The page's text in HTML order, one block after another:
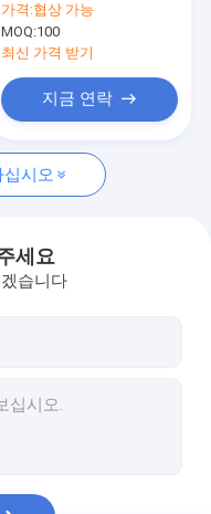
력
가격:협상 가능
MOQ:100
최신 가격 받기
지금 연락
시오
세요
습니다